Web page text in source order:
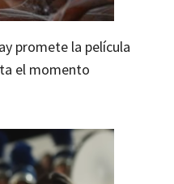
promete la película
el momento